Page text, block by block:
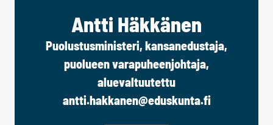
Antti Häkkänen
Puolustusministeri, kansanedustaja,
puolueen varapuheenjohtaja,
aluevaltuutettu
antti.hakkanen@eduskunta.fi